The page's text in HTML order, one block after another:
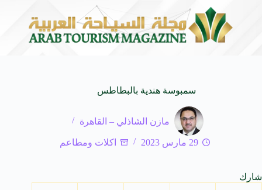
في المتوسط 6 أغسطس 2026 جوائز أثر تضيف فئة “أفضل حملة رياضية” في نسختها
سمبوسة هندية بالبطاطس
مازن الشاذلي – القاهرة
29 مارس 2023 اكلات ومطاعم
شارك